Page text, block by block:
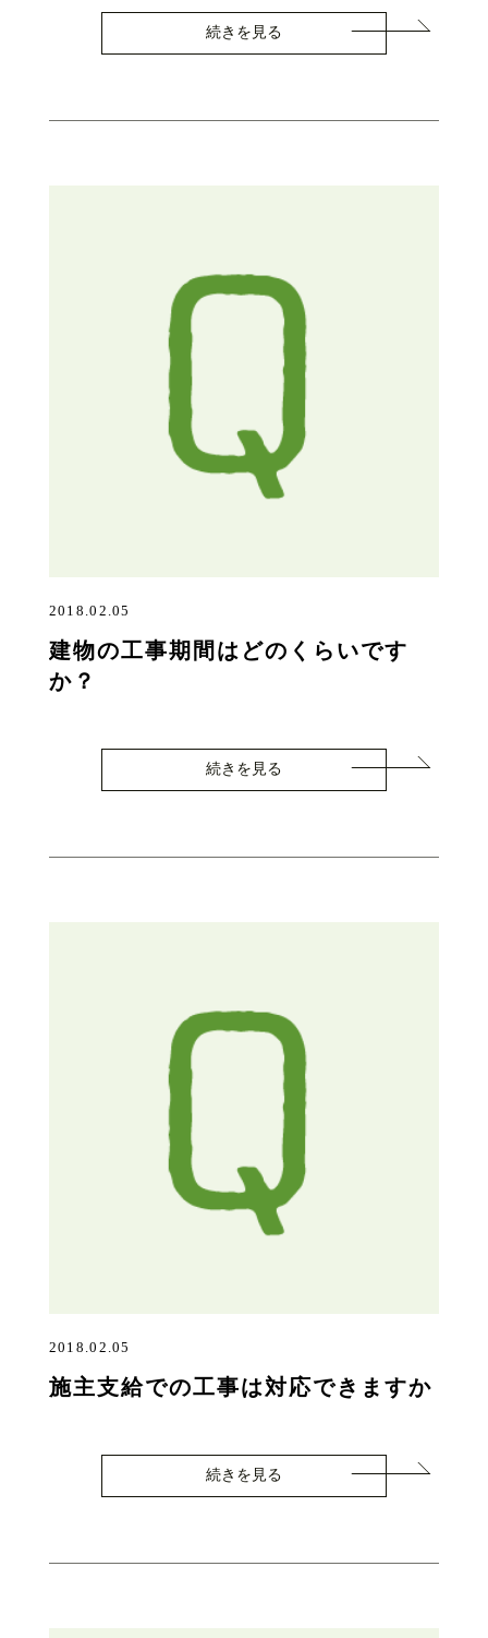
続きを見る
2018.02.05
建物の工事期間はどのくらいです
か？
続きを見る
2018.02.05
施主支給での工事は対応できますか
続きを見る